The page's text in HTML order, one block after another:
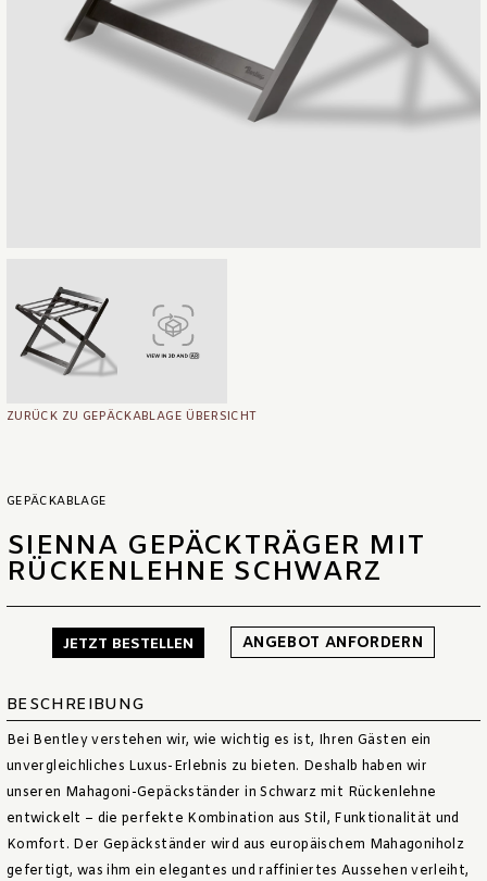
ZURÜCK ZU GEPÄCKABLAGE ÜBERSICHT
GEPÄCKABLAGE
SIENNA GEPÄCKTRÄGER MIT
RÜCKENLEHNE SCHWARZ
JETZT BESTELLEN ANGEBOT ANFORDERN
BESCHREIBUNG
Bei Bentley verstehen wir, wie wichtig es ist, Ihren Gästen ein
unvergleichliches Luxus-Erlebnis zu bieten. Deshalb haben wir
unseren Mahagoni-Gepäckständer in Schwarz mit Rückenlehne
entwickelt – die perfekte Kombination aus Stil, Funktionalität und
Komfort. Der Gepäckständer wird aus europäischem Mahagoniholz
gefertigt, was ihm ein elegantes und raffiniertes Aussehen verleiht,